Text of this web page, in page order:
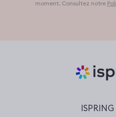
moment. Consultez notre
ISPRING